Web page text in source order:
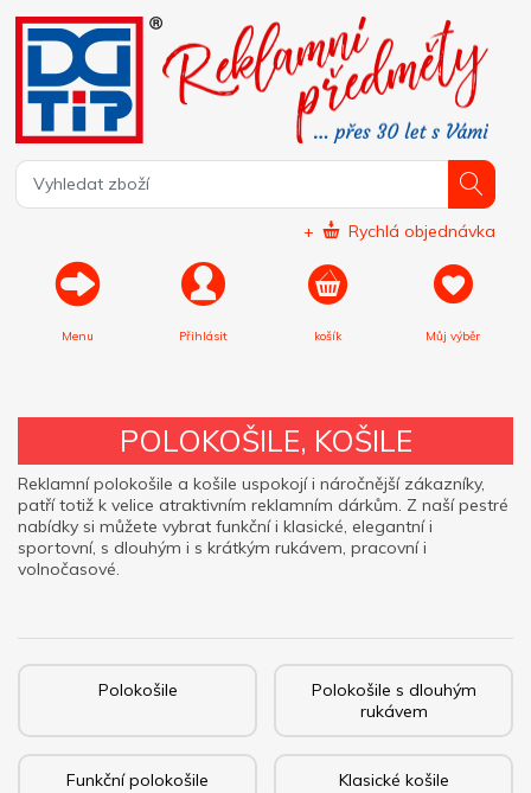
+ Rychlá objednávka
Menu Přihlásit košík Můj výběr
POLOKOŠILE, KOŠILE
Reklamní polokošile a košile uspokojí i náročnější zákazníky,
patří totiž k velice atraktivním reklamním dárkům. Z naší pestré
nabídky si můžete vybrat funkční i klasické, elegantní i
sportovní, s dlouhým i s krátkým rukávem, pracovní i
volnočasové.
Polokošile
Polokošile s dlouhým
rukávem
Funkční polokošile Klasické košile